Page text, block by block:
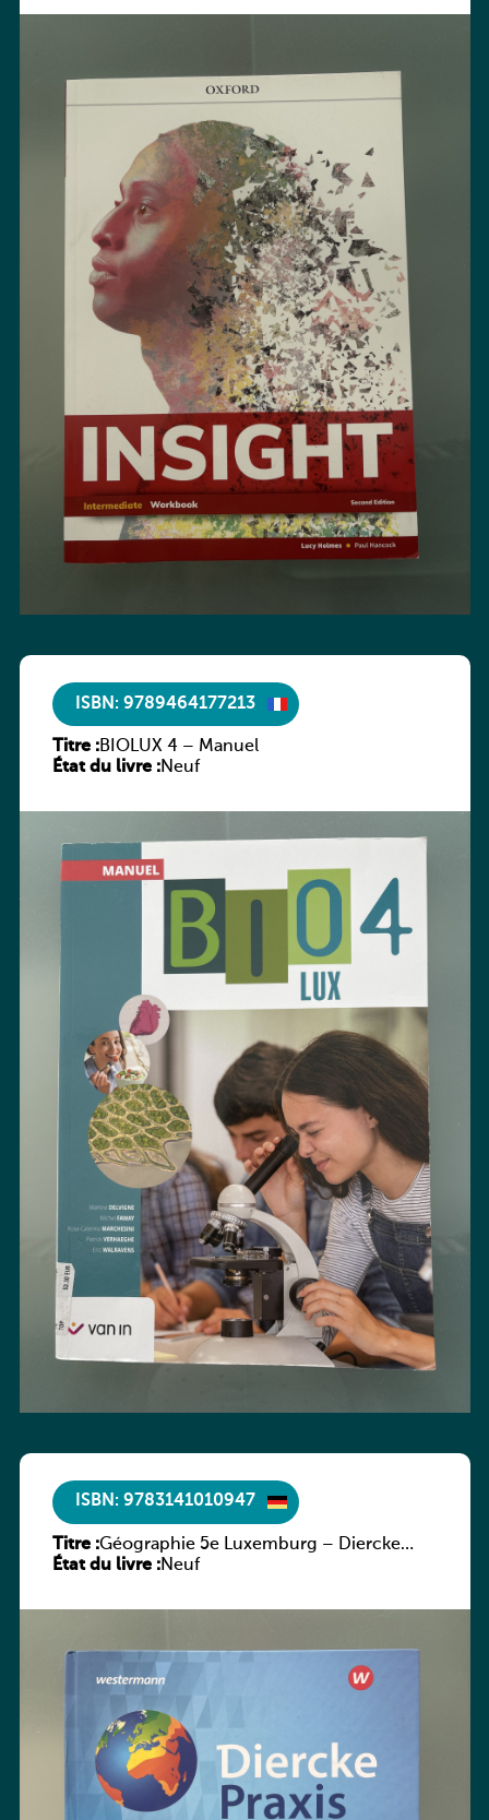
ISBN: 9789464177213
Titre :BIOLUX 4 – Manuel
État du livre :Neuf
ISBN: 9783141010947
Titre :Géographie 5e Luxemburg – Diercke
Praxis
État du livre :Neuf